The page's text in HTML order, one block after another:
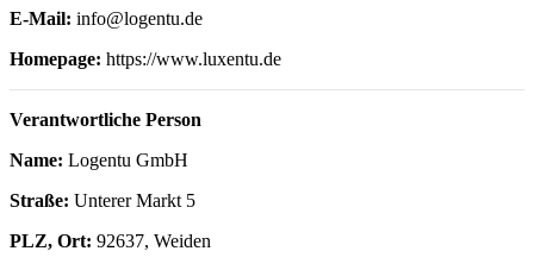
E-Mail: info@logentu.de
Homepage: https://www.luxentu.de
Verantwortliche Person
Name: Logentu GmbH
Straße: Unterer Markt 5
PLZ, Ort: 92637, Weiden